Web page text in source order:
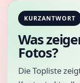
KURZANTWORT
Was
Fotos?
Die Topliste